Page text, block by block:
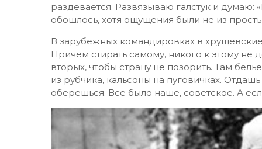
раздевается. Развязываю галстук и думаю:
обошлось, хотя ощущения были не из
В зарубежных командировках в
Причем стирать самому, никого к этому не
вторых, чтобы страну не позорить. Там
из рубчика, кальсоны на пуговичках.
оберешься. Все было наше, советское. А